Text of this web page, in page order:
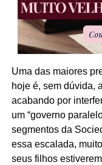
Uma das maiores
hoje é, sem dúvida,
acabando por
um “governo
segmentos da
essa escalada,
seus filhos